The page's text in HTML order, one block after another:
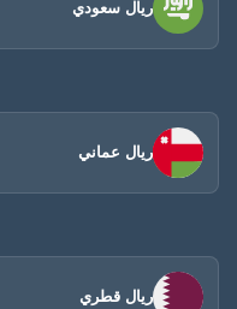
ريال سعودي
ريال عماني
ريال قطري